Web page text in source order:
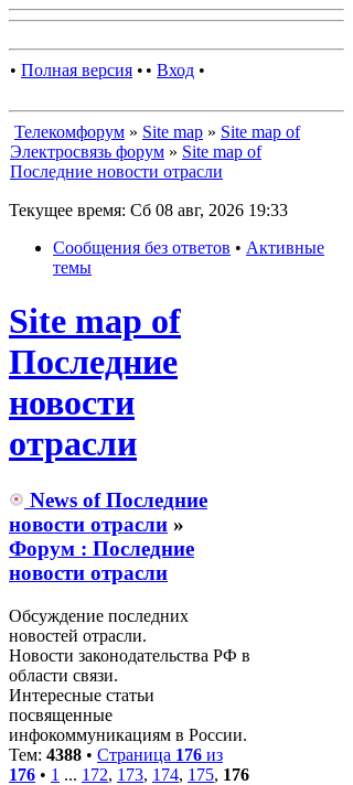
• Полная версия • • Вход •
Телекомфорум » Site map » Site map of
Электросвязь форум » Site map of
Последние новости отрасли
Текущее время: Сб 08 авг, 2026 19:33
Сообщения без ответов • Активные
темы
Site map of
Последние
новости
отрасли
News of Последние
новости отрасли »
Форум : Последние
новости отрасли
Обсуждение последних
новостей отрасли.
Новости законодательства РФ в
области связи.
Интересные статьи
посвященные
инфокоммуникациям в России.
Тем: 4388 • Страница 176 из
176 • 1 ... 172, 173, 174, 175, 176